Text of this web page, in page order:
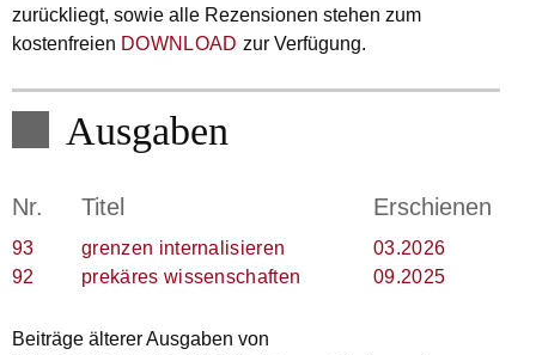
zurückliegt, sowie alle Rezensionen stehen zum
kostenfreien DOWNLOAD zur Verfügung.
Ausgaben
Nr. Titel Erschienen
93 grenzen internalisieren
03.2026
92
prekäres wissenschaften 09.2025
Beiträge älterer Ausgaben von